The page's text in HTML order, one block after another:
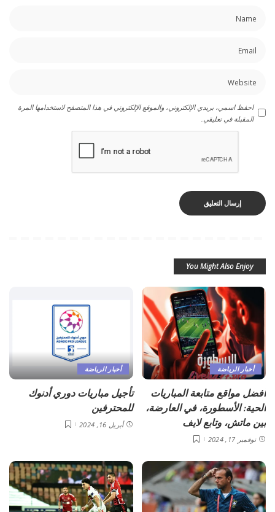
احفظ اسمي، بريدي الإلكتروني، والموقع الإلكتروني في هذا المتصفح لاستخدامها المرة
المقبلة في تعليقي.
You Might Also Enjoy
أخبار الرياضة
أفضل مواقع متابعة المباريات
الحية: الأسطورة، في العارضة،
بين ماتش، وتابع لايف
نوفمبر 17, 2024
أخبار الرياضة
تأجيل مباريات دوري أدنوك
للمحترفين
أبريل 16, 2024